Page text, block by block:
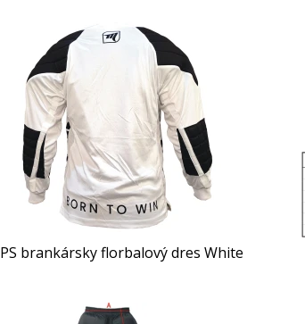
brankársky florbalový dres White